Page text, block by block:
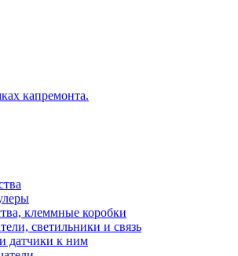
капремонта.
клеммные коробки
светильники и связь
датчики к ним